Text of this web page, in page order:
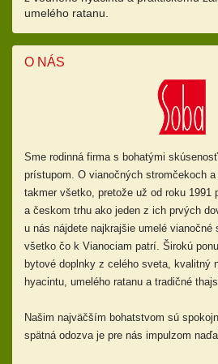
umelého ratanu.
O NÁS
Sme rodinná firma s bohatými
prístupom. O vianočných stromčekoch
takmer všetko, pretože už od roku 1991
a českom trhu ako jeden z ich prvých
u nás nájdete najkrajšie umelé vianočné
všetko čo k Vianociam patrí. Širokú
bytové doplnky z celého sveta, kvalitný
hyacintu, umelého ratanu a tradičné
Našim najväčším bohatstvom sú
spätná odozva je pre nás impulzom